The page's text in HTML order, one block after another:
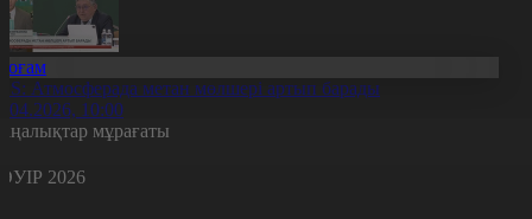
Атмосферада метан мөлшері артып барады
10:00
мұрағаты
2026